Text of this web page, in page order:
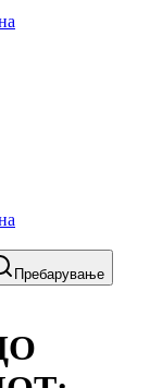
Пребарување